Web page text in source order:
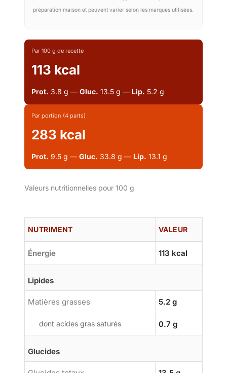
préparation maison et peuvent varier selon les marques utilisées.
Par 100 g de recette
113 kcal
Prot. 3.8 g — Gluc. 13.5 g — Lip. 5.2 g
Par portion (4 parts)
283 kcal
Prot. 9.5 g — Gluc. 33.8 g — Lip. 13.1 g
Valeurs nutritionnelles pour 100 g
NUTRIMENT VALEUR
Énergie 113 kcal
Lipides
Matières grasses 5.2 g
dont acides gras saturés 0.7 g
Glucides